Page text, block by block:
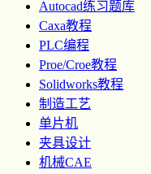
Autocad练习题库
Caxa教程
PLC编程
Proe/Croe教程
Solidworks教程
制造工艺
单片机
夹具设计
机械CAE